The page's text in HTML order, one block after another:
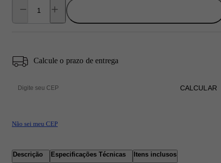
Calcule o prazo de entrega
Não sei meu CEP
CALCULAR
Descrição Especificações Técnicas Itens inclusos